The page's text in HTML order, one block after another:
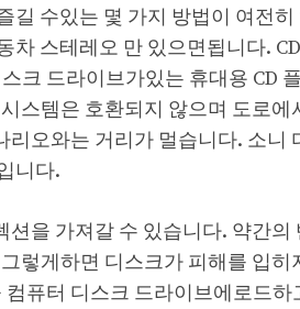
길 수있는 몇 가지 방법이 여전
차 스테레오 만 있으면됩니다.
크 드라이브가있는 휴대용 CD
스템은 호환되지 않으며 도로
리오와는 거리가 멀습니다. 소
니다.
션을 가져갈 수 있습니다. 약간
렇게하면 디스크가 피해를 입
컴퓨터 디스크 드라이브에로드